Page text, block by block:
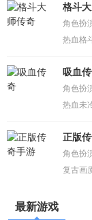
格斗
角色扮
热血格
吸血
角色扮
热血未
正版
角色扮
复古画
最新游戏